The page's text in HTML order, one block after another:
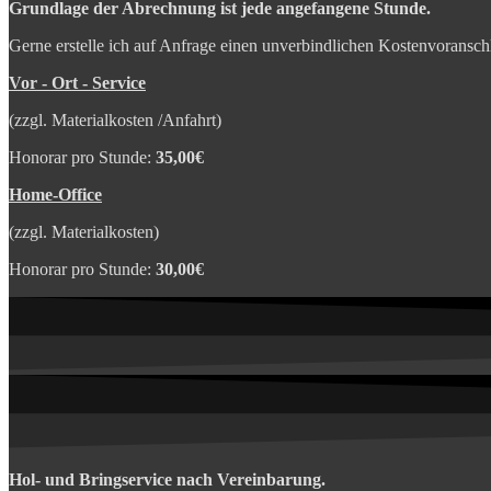
Grundlage der Abrechnung ist jede angefangene Stunde.
Gerne erstelle ich auf Anfrage einen unverbindlichen
Vor - Ort - Service
(zzgl. Materialkosten /Anfahrt)
Honorar pro Stunde: 35,00€
Home-Office
(zzgl. Materialkosten)
Honorar pro Stunde: 30,00€
Hol- und Bringservice nach Vereinbarung.